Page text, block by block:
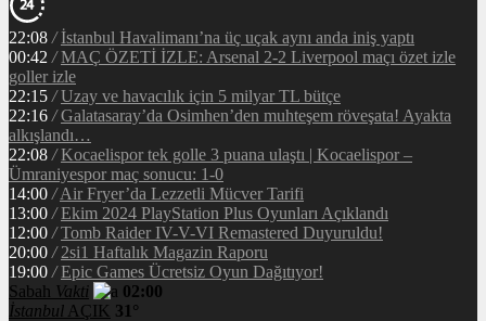
22:08 / İstanbul Havalimanı’na üç uçak aynı anda iniş yaptı
00:42 / MAÇ ÖZETİ İZLE: Arsenal 2-2 Liverpool maçı özet izle
goller izle
22:15 / Uzay ve havacılık için 5 milyar TL bütçe
22:16 / Galatasaray’da Osimhen’den muhteşem röveşata! Ayakta
alkışlandı…
22:08 / Kocaelispor tek golle 3 puana ulaştı | Kocaelispor –
Ümraniyespor maç sonucu: 1-0
14:00 / Air Fryer’da Lezzetli Mücver Tarifi
13:00 / Ekim 2024 PlayStation Plus Oyunları Açıklandı
12:00 / Tomb Raider IV-V-VI Remastered Duyuruldu!
20:00 / 2si1 Haftalık Magazin Raporu
19:00 / Epic Games Ücretsiz Oyun Dağıtıyor!
Sabah Vakti
02:00
İstanbul AÇIK 31°